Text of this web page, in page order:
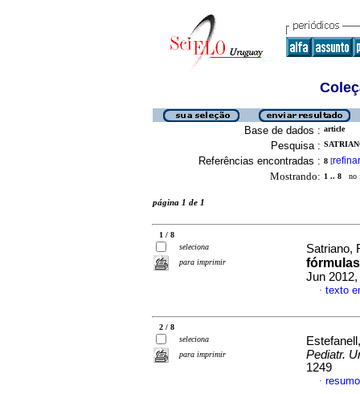
Base de dados : article
Pesquisa :
Referências encontradas : 8 [refinar
Mostrando: 1 .. 8 no
página 1 de 1
1 / 8
seleciona
para imprimir
Satriano,
Jun
· texto
2 / 8
seleciona
para imprimir
Pediatr.
1249
·